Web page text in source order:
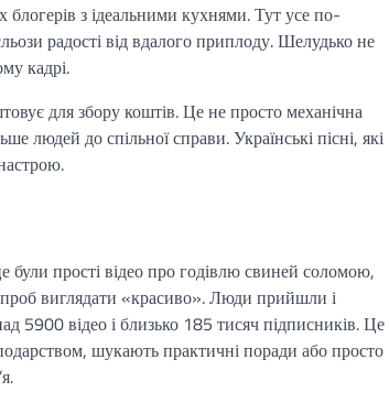
з ідеальними кухнями. Тут усе по-
радості від вдалого приплоду. Шелудько не
кадрі.
для збору коштів. Це не просто механічна
людей до спільної справи. Українські пісні, які
були прості відео про годівлю свиней соломою,
виглядати «красиво». Люди прийшли і
5900 відео і близько 185 тисяч підписників. Це
шукають практичні поради або просто